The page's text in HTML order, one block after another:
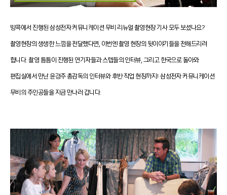
방콕에서 진행된 삼성전자 커뮤니케이션 무비 리뉴얼 촬영현장 기사 모두 보셨나요?
촬영현장의 생생한 느낌을 전달했다면, 이번엔 촬영 현장의 뒷이야기들을 전해드리려
합니다. 촬영 틈틈이 진행된 연기자들과 스텝들의 인터뷰, 그리고 한국으로 돌아와
편집실에서 만난 윤경주 총감독의 인터뷰와 후반 작업 현장까지! 삼성전자 커뮤니케이션
무비의 주인공들을 지금 만나러 갑니다.